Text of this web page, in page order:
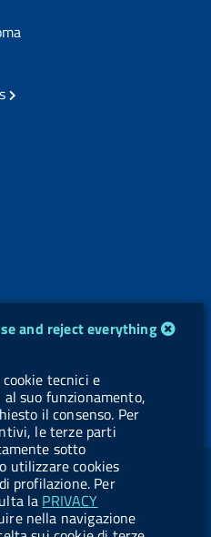
and reject everything
tecnici e
suo funzionamento,
il consenso. Per
le terze parti
sotto
utilizzare cookies
profilazione. Per
la PRIVACY
nella navigazione